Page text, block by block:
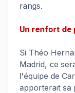
rangs.
Un renfort de
Si Théo
Madrid, ce
l'équipe de
apporterait sa